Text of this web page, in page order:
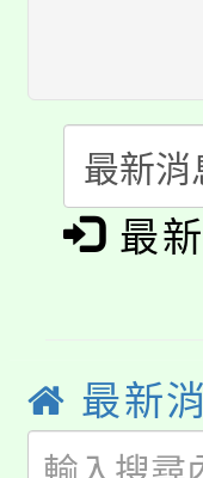
半
者。
份教
大
份教
淨零
會
115
程
「本
8/21
局官
8月
開!
115
最
最新